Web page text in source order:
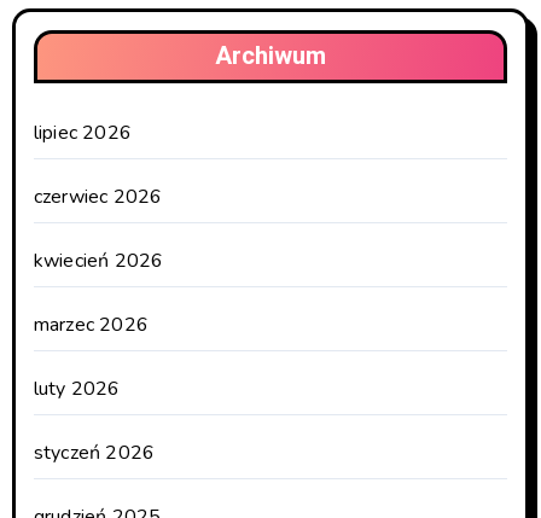
Archiwum
lipiec 2026
czerwiec 2026
kwiecień 2026
marzec 2026
luty 2026
styczeń 2026